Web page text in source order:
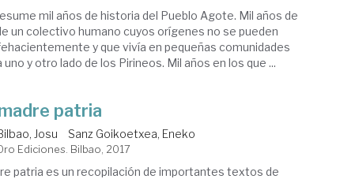
mil años de historia del Pueblo Agote. Mil años de
un colectivo humano cuyos orígenes no se pueden
y que vivía en pequeñas comunidades
uno y otro lado de los Pirineos. Mil años en los que ...
patria
Josu Sanz Goikoetxea, Eneko
Ediciones. Bilbao, 2017
patria es un recopilación de importantes textos de